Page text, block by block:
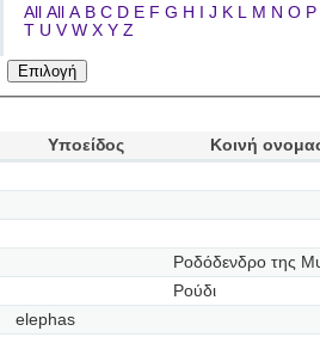
All All A B C D E F G H I J K L M N O P
T U V W X Y Z
Υποείδος
Κοινή
Ροδόδενδρο της
Ρούδι
elephas